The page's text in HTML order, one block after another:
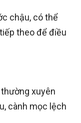
chậu, có thể
theo để điều
xuyên
cành mọc lệch